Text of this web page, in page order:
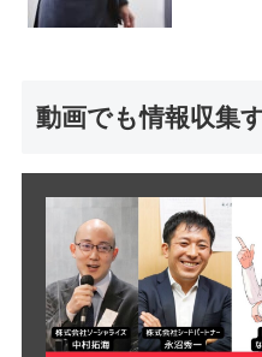
動画でも情報収集